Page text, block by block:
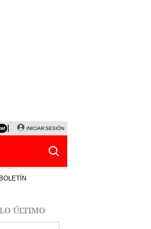
NALDY SALDAÑA
INICIAR SESIÓN
BOLETÍN
LO ÚLTIMO